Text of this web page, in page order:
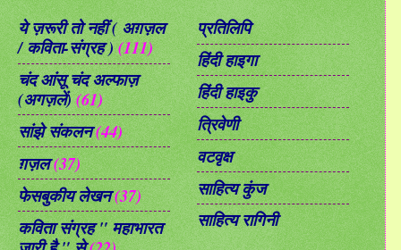
ये ज़रूरी तो नहीं ( अग़ज़ल
/ कविता-संग्रह )(111)
चंद आंसू चंद अल्फाज़
(अगज़लें)(61)
सांझे संकलन(44)
ग़ज़ल(37)
फेसबुकीय लेखन(37)
कविता संग्रह " महाभारत
प्रतिलिपि
हिंदी हाइगा
हिंदी हाइकु
त्रिवेणी
वटवृक्ष
साहित्य कुंज
साहित्य रागिनी